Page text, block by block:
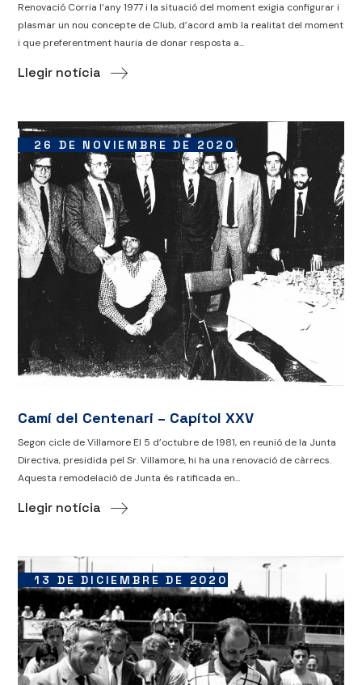
Renovació Corria l’any 1977 i la situació del moment exigia configurar i
plasmar un nou concepte de Club, d’acord amb la realitat del moment
i que preferentment hauria de donar resposta a...
Llegir notícia
26 DE NOVIEMBRE DE 2020
Camí del Centenari – Capítol XXV
Segon cicle de Villamore El 5 d’octubre de 1981, en reunió de la Junta
Directiva, presidida pel Sr. Villamore, hi ha una renovació de càrrecs.
Aquesta remodelació de Junta és ratificada en...
Llegir notícia
13 DE DICIEMBRE DE 2020